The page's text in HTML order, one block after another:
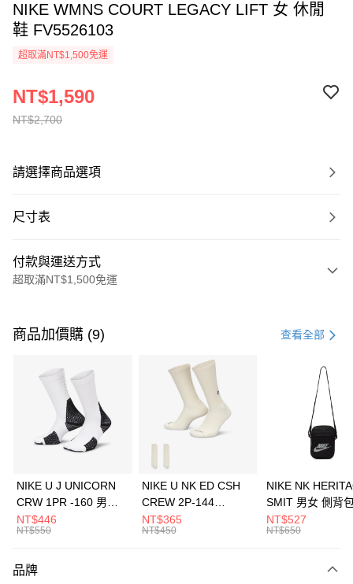
NIKE WMNS COURT LEGACY LIFT 女 休閒
鞋 FV5526103
超取滿NT$1,500免運
NT$2,700
NT$1,590
請選擇商品選項
尺寸表
付款與運送方式
超取滿NT$1,500免運
信用卡一次付款
3 期 0 利率 每期 21家銀行
合作金庫商業銀行
第一商業銀行
華南商業銀行
彰化商業銀行
上海商業儲蓄銀行
元大商業銀行
台灣樂天信用卡公司
Apple Pay
全盈+PAY
AFTEE先享後付
【關於「AFTEE先享後付」】
商品加價購 (9) 查看全部
NIKE U J UNICORN
CRW 1PR -160 男女
中統襪 FZ3393100
NT$446
NT$550
NIKE U NK ED CSH
CREW 2P-144
EMBRDY 男女 短統襪
FZ3073133
NT$365
NT$450
NIKE NK
SMIT 男女 側背
BA5871010
NT$527
NT$650
品牌